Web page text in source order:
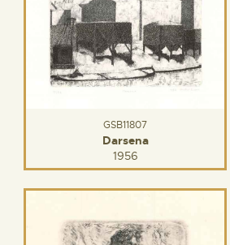
GSB11807
Darsena
1956